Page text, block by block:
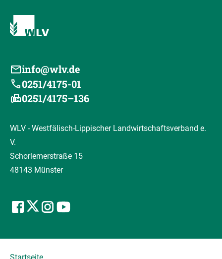
info@wlv.de
0251/4175-01
0251/4175–136
WLV - Westfälisch-Lippischer Landwirtschaftsverband e.
V.
Schorlemerstraße 15
48143 Münster